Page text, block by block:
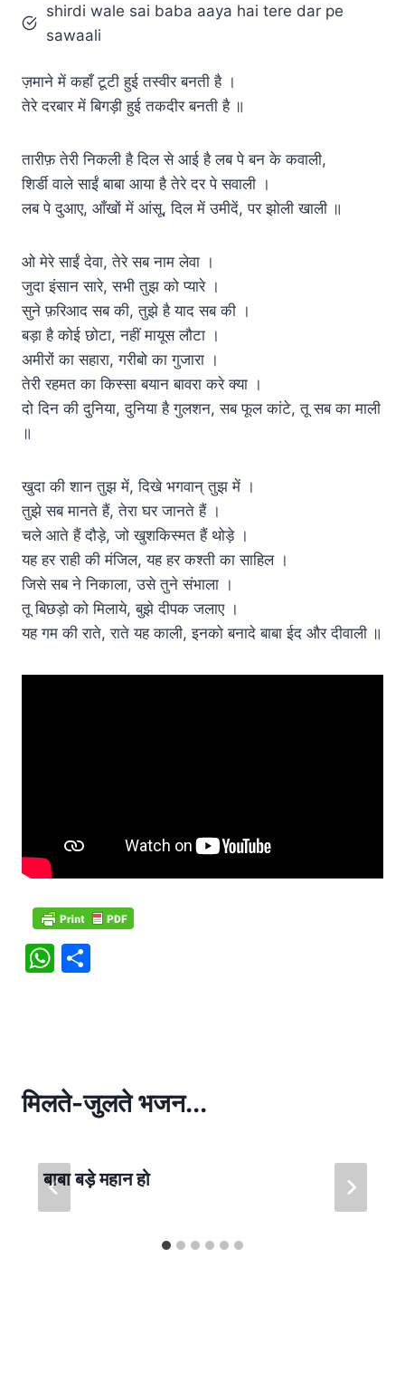
shirdi wale sai baba aaya hai tere dar pe
sawaali
ज़माने में कहाँ टूटी हुई तस्वीर बनती है ।
तेरे दरबार में बिगड़ी हुई तकदीर बनती है ॥
तारीफ़ तेरी निकली है दिल से आई है लब पे बन के कवाली,
शिर्डी वाले साईं बाबा आया है तेरे दर पे सवाली ।
लब पे दुआए, आँखों में आंसू, दिल में उमीदें, पर झोली खाली ॥
ओ मेरे साईं देवा, तेरे सब नाम लेवा ।
जुदा इंसान सारे, सभी तुझ को प्यारे ।
सुने फ़रिआद सब की, तुझे है याद सब की ।
बड़ा है कोई छोटा, नहीं मायूस लौटा ।
अमीरों का सहारा, गरीबो का गुजारा ।
तेरी रहमत का किस्सा बयान बावरा करे क्या ।
दो दिन की दुनिया, दुनिया है गुलशन, सब फूल कांटे, तू सब का माली
॥
खुदा की शान तुझ में, दिखे भगवान् तुझ में ।
तुझे सब मानते हैं, तेरा घर जानते हैं ।
चले आते हैं दौड़े, जो खुशकिस्मत हैं थोड़े ।
यह हर राही की मंजिल, यह हर कश्ती का साहिल ।
जिसे सब ने निकाला, उसे तुने संभाला ।
तू बिछड़ो को मिलाये, बुझे दीपक जलाए ।
यह गम की राते, राते यह काली, इनको बनादे बाबा ईद और दीवाली ॥
W
p
मिलते-जुलते भजन...
बाबा बड़े महान हो